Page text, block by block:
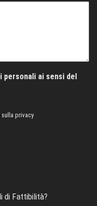
ai sensi del
privacy
di Fattibilità?